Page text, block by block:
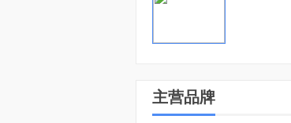
主营品牌